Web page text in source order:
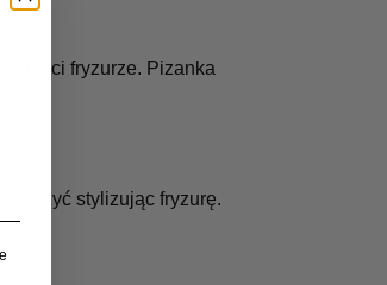
fryzurze. Pizanka
stylizując fryzurę.